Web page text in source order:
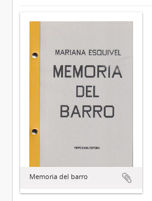
Memoria del barro